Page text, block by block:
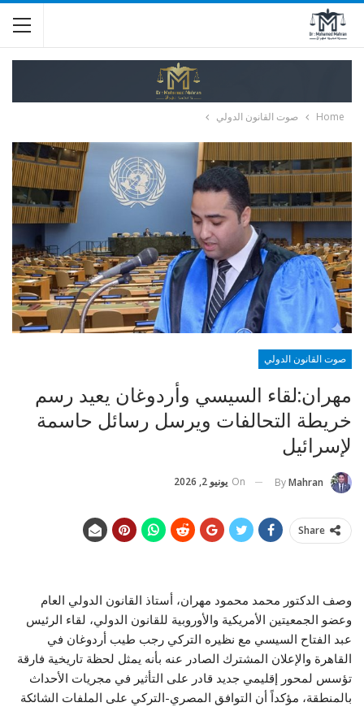
Home صوت القانون الدولي
صوت القانون الدولي
مهران:لقاء السيسي وأردوغان يعيد رسم
خريطة التحالفات ويرسل رسائل حاسمة
لإسرائيل
ByMahran
On يونيو 2, 2026
Share
وصف الدكتور محمد محمود مهران، أستاذ القانون الدولي العام
وعضو الجمعيتين الأمريكية والأوروبية للقانون الدولي، لقاء الرئيس
عبد الفتاح السيسي مع نظيره التركي رجب طيب أردوغان في
القاهرة والإعلان المشترك الصادر عنه بأنه يمثل لحظة تاريخية فارقة
تؤسس لمحور إقليمي جديد قادر على التأثير في مجريات الأحداث
بالمنطقة، مؤكداً أن التوافق المصري-التركي على الملفات الشائكة